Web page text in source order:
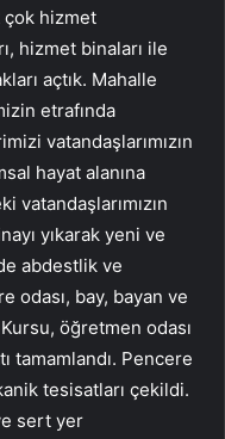
çok hizmet
hizmet binaları ile
açtık. Mahalle
etrafında
vatandaşlarımızın
hayat alanına
vatandaşlarımızın
yıkarak yeni ve
abdestlik ve
odası, bay, bayan ve
öğretmen odası
tamamlandı. Pencere
tesisatları çekildi.
sert yer